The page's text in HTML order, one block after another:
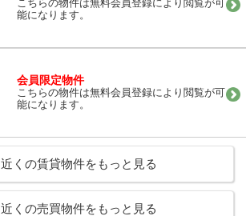
こちらの物件は無料会員登録により閲覧が可
能になります。
会員限定物件
こちらの物件は無料会員登録により閲覧が可
能になります。
近くの賃貸物件をもっと見る
近くの売買物件をもっと見る